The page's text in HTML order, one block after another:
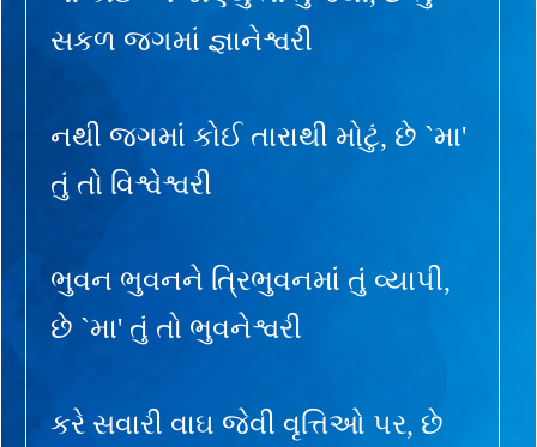
સકળ જગમાં જ્ઞાનેશ્વરી
નથી જગમાં કોઈ તારાથી મોટું, છે `મા'
તું તો વિશ્વેશ્વરી
ભુવન ભુવનને ત્રિભુવનમાં તું વ્યાપી,
છે `મા' તું તો ભુવનેશ્વરી
કરે સવારી વાઘ જેવી વૃત્તિઓ પર, છે